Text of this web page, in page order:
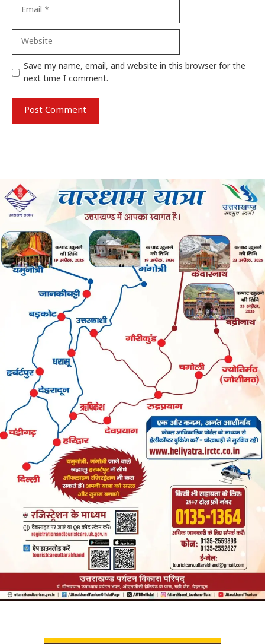
Website
Save my name, email, and website in this browser for the
next time I comment.